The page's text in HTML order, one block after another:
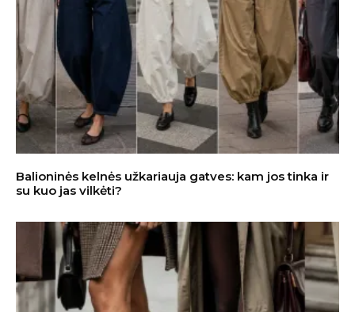
Balioninės kelnės užkariauja gatves: kam jos tinka ir
su kuo jas vilkėti?